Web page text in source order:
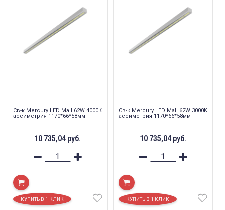
Св-к Mercury LED Mall 62W 4000К
ассиметрия 1170*66*58мм
10 735,04 руб.
Св-к Mercury LED Mall 62W 3000К
ассиметрия 1170*66*58мм
10 735,04 руб.